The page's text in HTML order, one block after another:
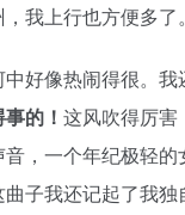
我上行也方便多了。
好像热闹得很。
的！ 这风吹得厉害
，一个年纪极轻
子我还记起了我